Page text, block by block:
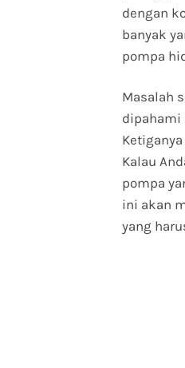
dengan
banyak
pompa
Masalah
dipahami
Kalau
pompa
ini akan
yang